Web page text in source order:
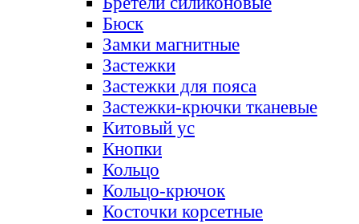
Бюск
Замки магнитные
Застежки
Застежки для пояса
Застежки-крючки тканевые
Китовый ус
Кнопки
Кольцо
Кольцо-крючок
Косточки корсетные